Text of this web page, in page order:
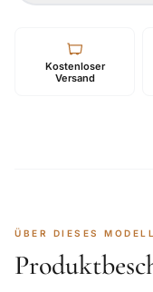
Kostenloser
Versand
ÜBER DIESES MODELL